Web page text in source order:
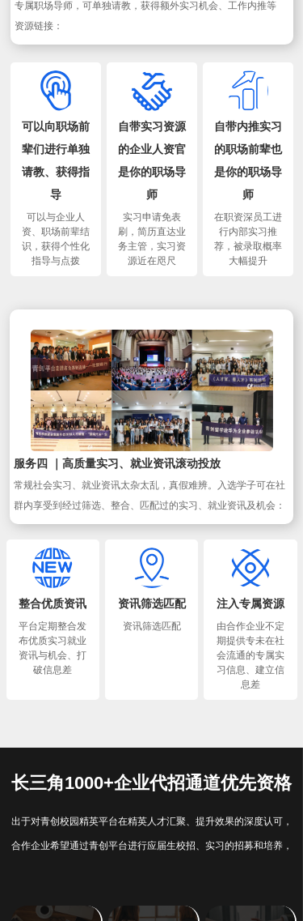
专属职场导师，可单独请教，获得额外实习机会、工作内推等
资源链接：
可以向职场前
辈们进行单独
请教、获得指
导
可以与企业人
资、职场前辈结
识，获得个性化
指导与点拨
自带实习资源
的企业人资官
是你的职场导
师
实习申请免表
刷，简历直达业
务主管，实习资
源近在咫尺
自带内推实习
的职场前辈也
是你的职场导
师
在职资深员工进
行内部实习推
荐，被录取概率
大幅提升
服务四 ｜高质量实习、就业资讯滚动投放
常规社会实习、就业资讯太杂太乱，真假难辨。入选学子可在社
群内享受到经过筛选、整合、匹配过的实习、就业资讯及机会：
整合优质资讯
平台定期整合发
布优质实习就业
资讯与机会、打
破信息差
资讯筛选匹配
资讯筛选匹配
注入专属资源
由合作企业不定
期提供专未在社
会流通的专属实
习信息、建立信
息差
长三角1000+企业代招通道优先资格
出于对青创校园精英平台在精英人才汇聚、提升效果的深度认可，
合作企业希望通过青创平台进行应届生校招、实习的招募和培养，